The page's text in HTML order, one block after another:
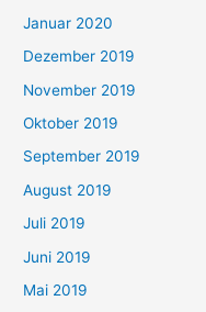
Januar 2020
Dezember 2019
November 2019
Oktober 2019
September 2019
August 2019
Juli 2019
Juni 2019
Mai 2019